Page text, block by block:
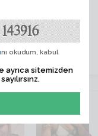
nı okudum, kabul
ayrıca sitemizden